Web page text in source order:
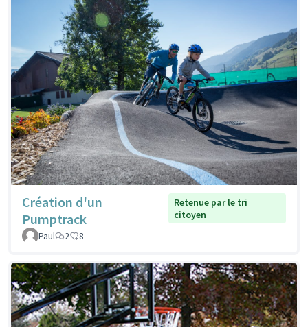
Création d'un
Pumptrack
Retenue par le tri
citoyen
Paul
2 8